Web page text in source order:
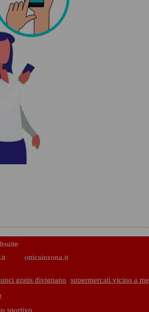
otticainzona.it
gratis divignano
supermercati vicino a me
sportivo